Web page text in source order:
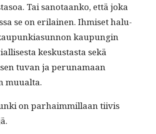
Tai san­o­taanko, että joka
se on eri­lainen. Ihmiset halu­
kaupun­gin
keskus­tas­ta sekä
tuvan ja peruna­maan
muualta.
on parhaim­mil­laan tiivis